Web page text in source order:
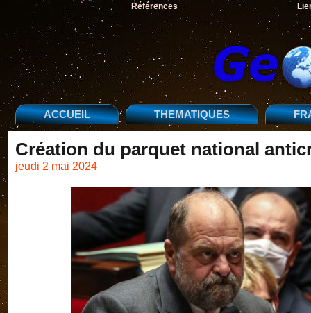
Références
ACCUEIL THEMATIQUES
Création du parquet national
jeudi 2 mai 2024